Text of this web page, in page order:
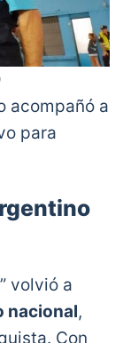
acompañó a
para
volvió a
nacional,
Con